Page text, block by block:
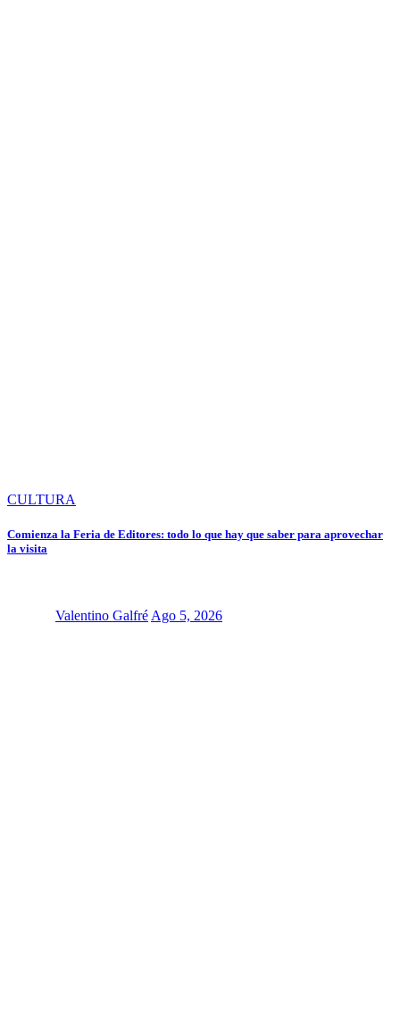
CULTURA
Comienza la Feria de Editores: todo lo que hay que saber para aprovechar
la visita
Valentino Galfré Ago 5, 2026